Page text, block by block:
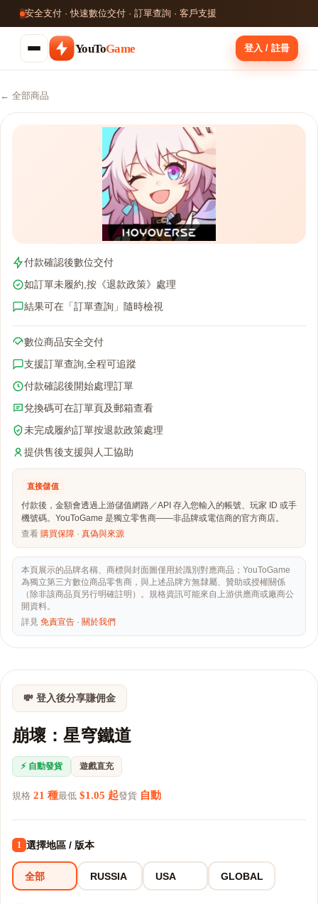
安全支付 · 快速數位交付 · 訂單查詢 · 客戶支援
YouToGame 登入 / 註冊
← 全部商品
付款確認後數位交付
如訂單未履約,按《退款政策》處理
結果可在「訂單查詢」隨時檢視
數位商品安全交付
支援訂單查詢,全程可追蹤
付款確認後開始處理訂單
兌換碼可在訂單頁及郵箱查看
未完成履約訂單按退款政策處理
提供售後支援與人工協助
直接儲值
付款後，金額會透過上游儲值網路／API 存入您輸入的帳號、玩家 ID 或手
機號碼。YouToGame 是獨立零售商——非品牌或電信商的官方商店。
查看 購買保障 · 真偽與來源
本頁展示的品牌名稱、商標與封面圖僅用於識別對應商品；YouToGame
為獨立第三方數位商品零售商，與上述品牌方無隸屬、贊助或授權關係
（除非該商品頁另行明確註明）。規格資訊可能來自上游供應商或廠商公
開資料。
詳見 免責宣告 · 關於我們
💸 登入後分享賺佣金
崩壞：星穹鐵道
⚡ 自動發貨 遊戲直充
規格 21 種最低 $1.05 起發貨 自動
1 選擇地區 / 版本
全部 RUSSIA USA GLOBAL